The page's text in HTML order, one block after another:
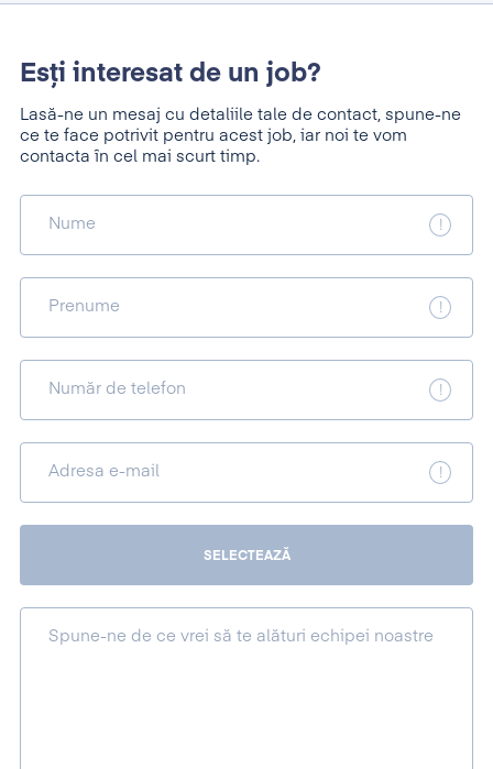
Esți interesat de un job?
Lasă-ne un mesaj cu detaliile tale de contact, spune-ne
ce te face potrivit pentru acest job, iar noi te vom
contacta în cel mai scurt timp.
Nume
Prenume
Număr de telefon
Adresa e-mail
SELECTEAZĂ
Spune-ne de ce vrei să te alături echipei noastre